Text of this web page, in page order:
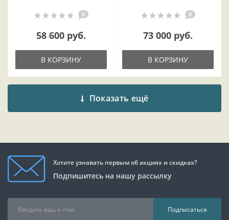
0
58 600 руб.
В КОРЗИНУ
0
73 000 руб.
В КОРЗИНУ
Показать ещё
Хотите узнавать первым об акциях и скидках?
Подпишитесь на нашу рассылку
Подписаться